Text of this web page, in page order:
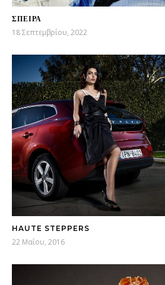
ΣΠΕΙΡΑ
18 Σεπτεμβρίου, 2022
HAUTE STEPPERS
22 Μαΐου, 2016